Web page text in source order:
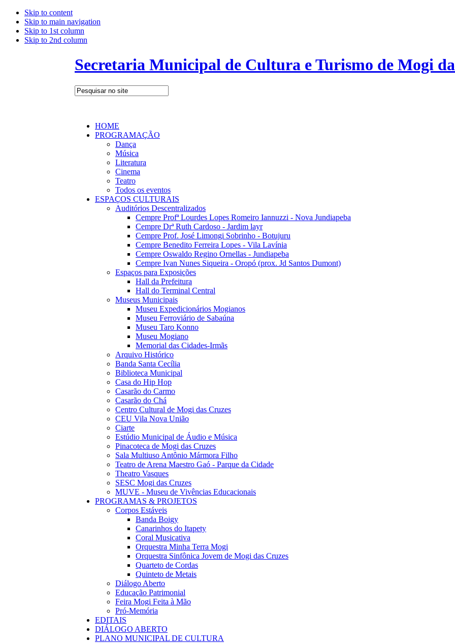
Skip to content
Skip to main navigation
Skip to 1st column
Skip to 2nd column
Secretaria Municipal de Cultura e Turismo de Mogi
HOME
PROGRAMAÇÃO
Dança
Música
Literatura
Cinema
Teatro
Todos os eventos
ESPAÇOS CULTURAIS
Auditórios Descentralizados
Cempre Profª Lourdes Lopes Romeiro Iannuzzi - Nova Jundiapeba
Cempre Drª Ruth Cardoso - Jardim layr
Cempre Prof. José Limongi Sobrinho - Botujuru
Cempre Benedito Ferreira Lopes - Vila Lavínia
Cempre Oswaldo Regino Ornellas - Jundiapeba
Cempre Ivan Nunes Siqueira - Oropó (prox. Jd Santos Dumont)
Espaços para Exposições
Hall da Prefeitura
Hall do Terminal Central
Museus Municipais
Museu Expedicionários Mogianos
Museu Ferroviário de Sabaúna
Museu Taro Konno
Museu Mogiano
Memorial das Cidades-Irmãs
Arquivo Histórico
Banda Santa Cecília
Biblioteca Municipal
Casa do Hip Hop
Casarão do Carmo
Casarão do Chá
Centro Cultural de Mogi das Cruzes
CEU Vila Nova União
Ciarte
Estúdio Municipal de Áudio e Música
Pinacoteca de Mogi das Cruzes
Sala Multiuso Antônio Mármora Filho
Teatro de Arena Maestro Gaó - Parque da Cidade
Theatro Vasques
SESC Mogi das Cruzes
MUVE - Museu de Vivências Educacionais
PROGRAMAS & PROJETOS
Corpos Estáveis
Banda Boigy
Canarinhos do Itapety
Coral Musicativa
Orquestra Minha Terra Mogi
Orquestra Sinfônica Jovem de Mogi das Cruzes
Quarteto de Cordas
Quinteto de Metais
Diálogo Aberto
Educação Patrimonial
Feira Mogi Feita à Mão
Pró-Memória
EDITAIS
DIÁLOGO ABERTO
PLANO MUNICIPAL DE CULTURA